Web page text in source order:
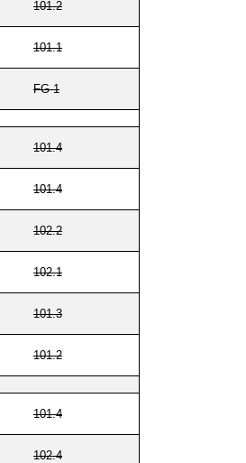
101.2
101.1
FG-1
101.4
101.4
102.2
102.1
101.3
101.2
101.4
102.4